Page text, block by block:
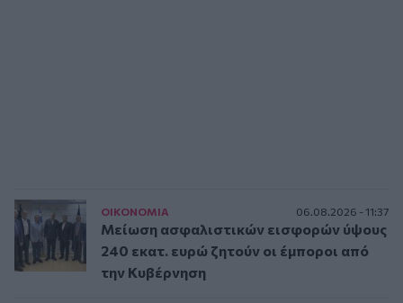
ΟΙΚΟΝΟΜΙΑ 06.08.2026 - 11:37
Μείωση ασφαλιστικών εισφορών ύψους
240 εκατ. ευρώ ζητούν οι έμποροι από
την Κυβέρνηση